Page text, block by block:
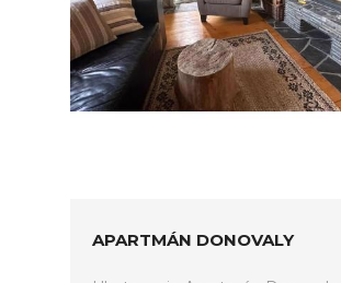
APARTMÁN DONOVALY